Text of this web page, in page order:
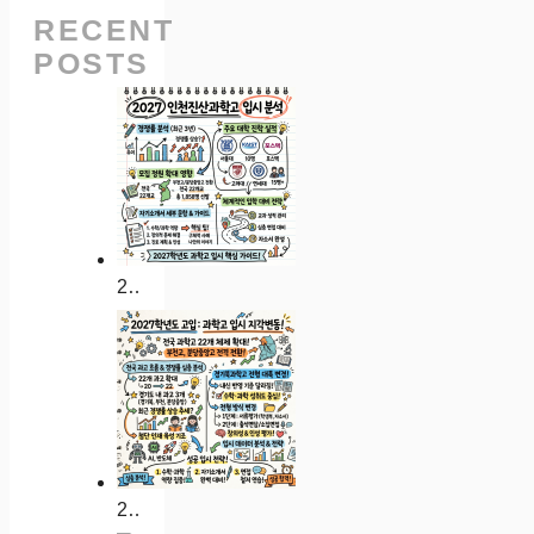
RECENT
POSTS
2027 인천진산과학고 입시 분석: 경쟁률 대입 실적 자소서 가이드
2027학년도 인천과학고 입시 분석: 경쟁률 대입 실적 자소서 가이드